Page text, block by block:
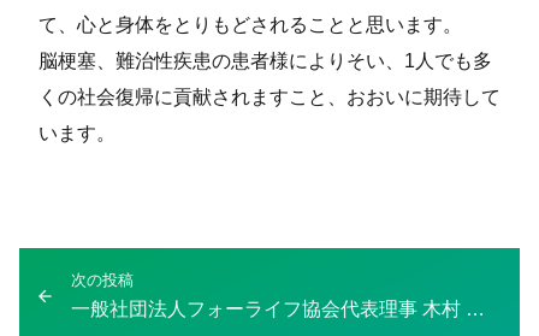
て、心と身体をとりもどされることと思います。
脳梗塞、難治性疾患の患者様によりそい、1人でも多
くの社会復帰に貢献されますこと、おおいに期待して
います。
次の投稿
一般社団法人フォーライフ協会代表理事 木村 雅弘